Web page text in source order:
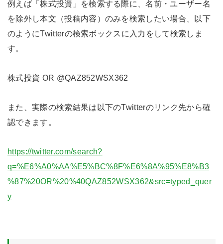
例えば「株式投資」を検索する際に、名前・ユーザー名
を除外し本文（投稿内容）のみを検索したい場合、以下
のようにTwitterの検索ボックスに入力をして検索しま
す。
株式投資 OR @QAZ852WSX362
また、実際の検索結果は以下のTwitterのリンク先から確
認できます。
https://twitter.com/search?
q=%E6%A0%AA%E5%BC%8F%E6%8A%95%E8%B3
%87%20OR%20%40QAZ852WSX362&src=typed_quer
y